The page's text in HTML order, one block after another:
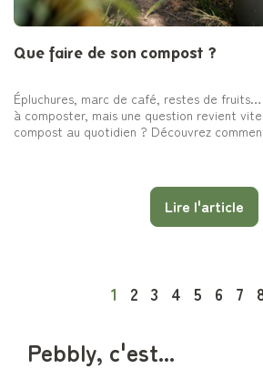
Que faire de son compost ?
Épluchures, marc de café, restes de fruits…
à composter, mais une question revient
compost au quotidien ? Découvrez
Lire l'article
1 2 3 4 5 6 7
Pebbly, c'est...